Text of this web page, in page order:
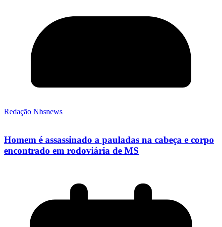
Redação Nhsnews
Homem é assassinado a pauladas na cabeça e corpo
encontrado em rodoviária de MS